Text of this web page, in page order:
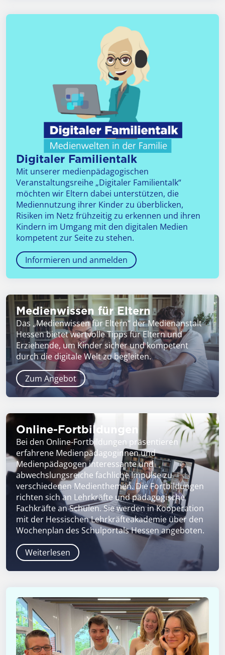
Digitaler Familientalk
Mit unserer medienpädagogischen
Veranstaltungsreihe „Digitaler Familientalk“
möchten wir Eltern dabei unterstützen, die
Mediennutzung ihrer Kinder zu überblicken,
Risiken im Netz frühzeitig zu erkennen und ihren
Kindern im Umgang mit den digitalen Medien
kompetent zur Seite zu stehen.
Informieren und anmelden
Medienwissen für Eltern
Das „Medienwissen für Eltern“ der Medienanstalt
Hessen bietet wertvolle Tipps für Eltern und
Erziehende, um Kinder sicher und kompetent
durch die digitale Welt zu begleiten.
Zum Angebot
Online-Fortbildungen
Bei den Online-Fortbildungen präsentieren
erfahrene Medienpädagoginnen und
Medienpädagogen interessante und
abwechslungsreiche fachliche Impulse zu
verschiedenen Medienthemen. Die Fortbildungen
richten sich an Lehrkräfte und pädagogische
Fachkräfte an Schulen. Sie werden in Kooperation
mit der Hessischen Lehrkräfteakademie über den
Wochenplan des Schulportals Hessen angeboten.
Weiterlesen